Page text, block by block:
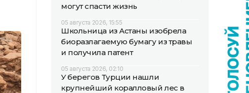
могут спасти жизнь
05 августа 2026, 15:55
Школьница из Астаны изобрела
биоразлагаемую бумагу из травы
и получила патент
05 августа 2026, 02:10
У берегов Турции нашли
крупнейший коралловый лес в